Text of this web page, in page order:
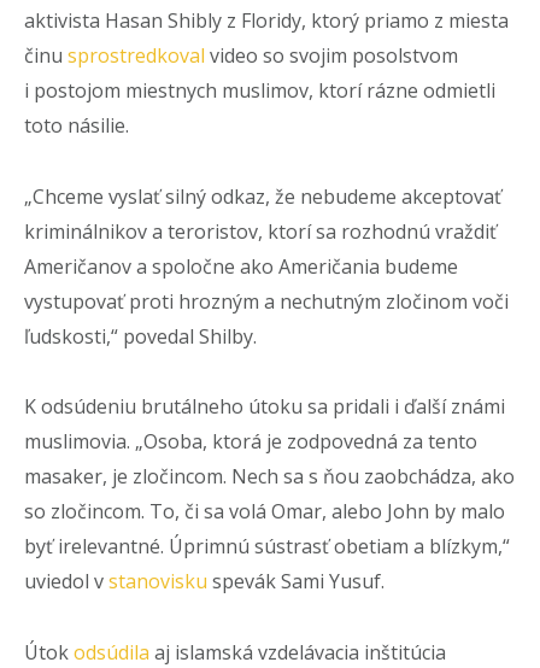
aktivista Hasan Shibly z Floridy, ktorý priamo z miesta
činu sprostredkoval video so svojim posolstvom
i postojom miestnych muslimov, ktorí rázne odmietli
toto násilie.
„Chceme vyslať silný odkaz, že nebudeme akceptovať
kriminálnikov a teroristov, ktorí sa rozhodnú vraždiť
Američanov a spoločne ako Američania budeme
vystupovať proti hrozným a nechutným zločinom voči
ľudskosti,“ povedal Shilby.
K odsúdeniu brutálneho útoku sa pridali i ďalší známi
muslimovia. „Osoba, ktorá je zodpovedná za tento
masaker, je zločincom. Nech sa s ňou zaobchádza, ako
so zločincom. To, či sa volá Omar, alebo John by malo
byť irelevantné. Úprimnú sústrasť obetiam a blízkym,“
uviedol vstanovisku spevák Sami Yusuf.
Útokodsúdila aj islamská vzdelávacia inštitúcia